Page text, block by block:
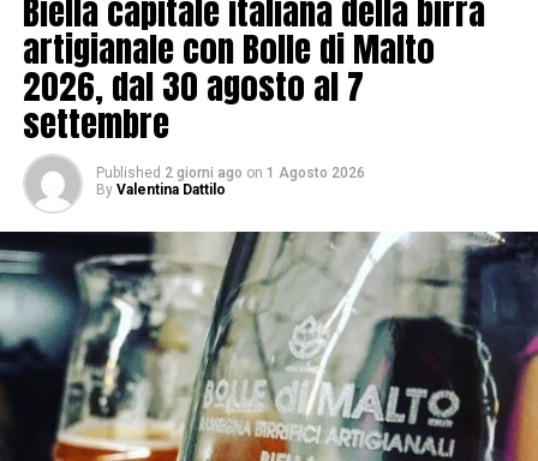
Biella capitale italiana della birra
artigianale con Bolle di Malto
2026, dal 30 agosto al 7
settembre
Published 2 giorni ago on 1 Agosto 2026
By Valentina Dattilo